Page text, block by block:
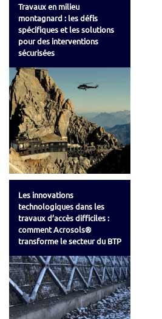
Travaux en milieu
montagnard : les défis
spécifiques et les solutions
pour des interventions
sécurisées
Les innovations
technologiques dans les
travaux d’accès difficiles :
comment Acrosols®
transforme le secteur du BTP